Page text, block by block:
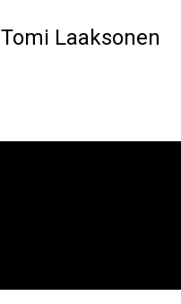
Tomi Laaksonen